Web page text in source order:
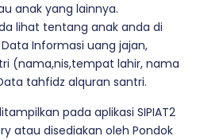
anak yang lainnya.
lihat tentang anak anda di
Informasi uang jajan,
(nama,nis,tempat lahir, nama
tahfidz alquran santri.
pada aplikasi SIPIAT2
atau disediakan oleh Pondok